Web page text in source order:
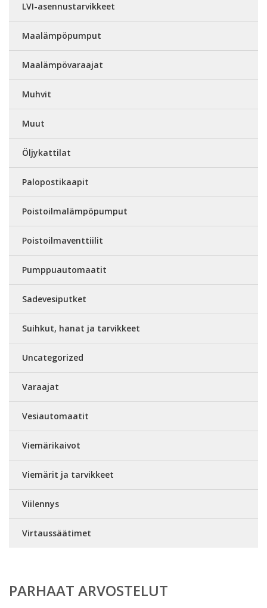
LVI-asennustarvikkeet
Maalämpöpumput
Maalämpövaraajat
Muhvit
Muut
Öljykattilat
Palopostikaapit
Poistoilmalämpöpumput
Poistoilmaventtiilit
Pumppuautomaatit
Sadevesiputket
Suihkut, hanat ja tarvikkeet
Uncategorized
Varaajat
Vesiautomaatit
Viemärikaivot
Viemärit ja tarvikkeet
Viilennys
Virtaussäätimet
PARHAAT ARVOSTELUT